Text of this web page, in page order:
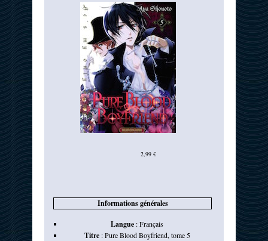
2,99 €
Informations générales
Langue :Français
Titre:Pure Blood Boyfriend, tome 5